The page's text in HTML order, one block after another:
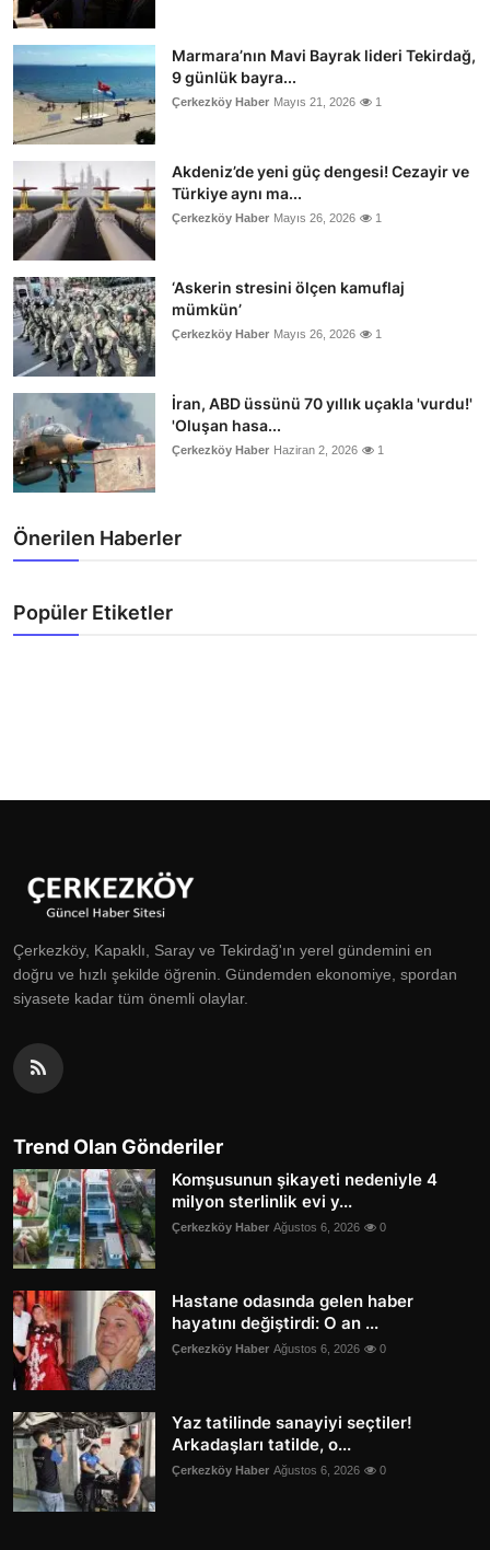
Marmara’nın Mavi Bayrak lideri Tekirdağ,
9 günlük bayra...
Çerkezköy Haber Mayıs 21, 2026 1
Akdeniz’de yeni güç dengesi! Cezayir ve
Türkiye aynı ma...
Çerkezköy Haber Mayıs 26, 2026 1
‘Askerin stresini ölçen kamuflaj
mümkün’
Çerkezköy Haber Mayıs 26, 2026 1
İran, ABD üssünü 70 yıllık uçakla 'vurdu!'
'Oluşan hasa...
Çerkezköy Haber Haziran 2, 2026 1
Önerilen Haberler
Popüler Etiketler
Çerkezköy, Kapaklı, Saray ve Tekirdağ'ın yerel gündemini en
doğru ve hızlı şekilde öğrenin. Gündemden ekonomiye, spordan
siyasete kadar tüm önemli olaylar.
Trend Olan Gönderiler
Komşusunun şikayeti nedeniyle 4
milyon sterlinlik evi y...
Çerkezköy Haber Ağustos 6, 2026 0
Hastane odasında gelen haber
hayatını değiştirdi: O an ...
Çerkezköy Haber Ağustos 6, 2026 0
Yaz tatilinde sanayiyi seçtiler!
Arkadaşları tatilde, o...
Çerkezköy Haber Ağustos 6, 2026 0